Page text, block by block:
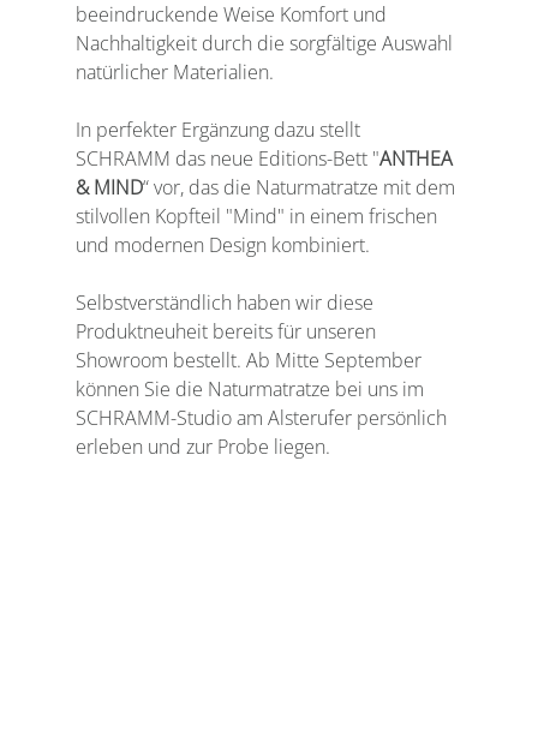
beeindruckende Weise Komfort und
Nachhaltigkeit durch die sorgfältige Auswahl
natürlicher Materialien.
In perfekter Ergänzung dazu stellt
SCHRAMM das neue Editions-Bett "ANTHEA
& MIND“ vor, das die Naturmatratze mit dem
stilvollen Kopfteil "Mind" in einem frischen
und modernen Design kombiniert.
Selbstverständlich haben wir diese
Produktneuheit bereits für unseren
Showroom bestellt. Ab Mitte September
können Sie die Naturmatratze bei uns im
SCHRAMM-Studio am Alsterufer persönlich
erleben und zur Probe liegen.